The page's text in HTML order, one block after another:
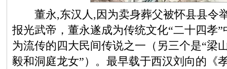
董永,东汉人,因为卖身葬父被怀县县令
报光武帝，董永遂成为传统文化“二十四孝
为流传的四大民间传说之一（另三个是“梁
毅和洞庭龙女”）。最早载于西汉刘向的《